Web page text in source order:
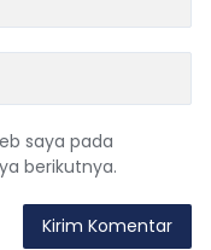
saya pada
berikutnya.